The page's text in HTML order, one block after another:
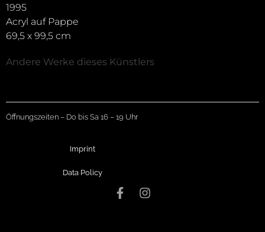
1995
Acryl auf Pappe
69,5 x 99,5 cm
Andere Werke dieses Künstlers
Öffnungszeiten – Do bis Sa 16 – 19 Uhr
Imprint
Data Policy